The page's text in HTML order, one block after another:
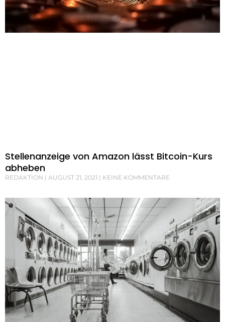
Stellenanzeige von Amazon lässt Bitcoin-Kurs
abheben
REDAKTION AUGUST 21, 2021 KEINE KOMMENTARE